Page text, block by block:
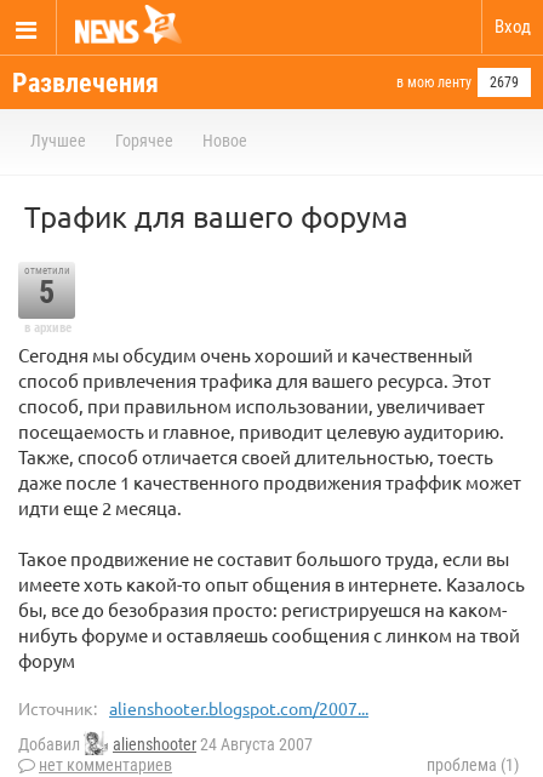
Вход
Развлечения в мою ленту 2679
Лучшее Горячее Новое
Трафик для вашего форума
отметили
5
в архиве
Сегодня мы обсудим очень хороший и качественный
способ привлечения трафика для вашего ресурса. Этот
способ, при правильном использовании, увеличивает
посещаемость и главное, приводит целевую аудиторию.
Также, способ отличается своей длительностью, тоесть
даже после 1 качественного продвижения траффик может
идти еще 2 месяца.
Такое продвижение не составит большого труда, если вы
имеете хоть какой-то опыт общения в интернете. Казалось
бы, все до безобразия просто: регистрируешся на каком-
нибуть форуме и оставляешь сообщения с линком на твой
форум
Источник: alienshooter.blogspot.com/2007...
Добавил alienshooter24 Августа 2007
нет комментариев
проблема (1)